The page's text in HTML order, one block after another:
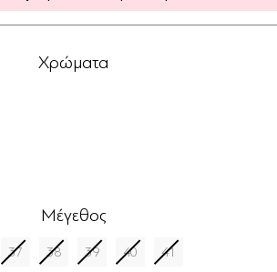
Χρώματα
Μέγεθος
37 38 39 40 41